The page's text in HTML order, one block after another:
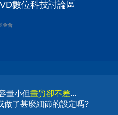
數位科技討論區
金會
量小但畫質卻不差...
做了甚麼細節的設定嗎?